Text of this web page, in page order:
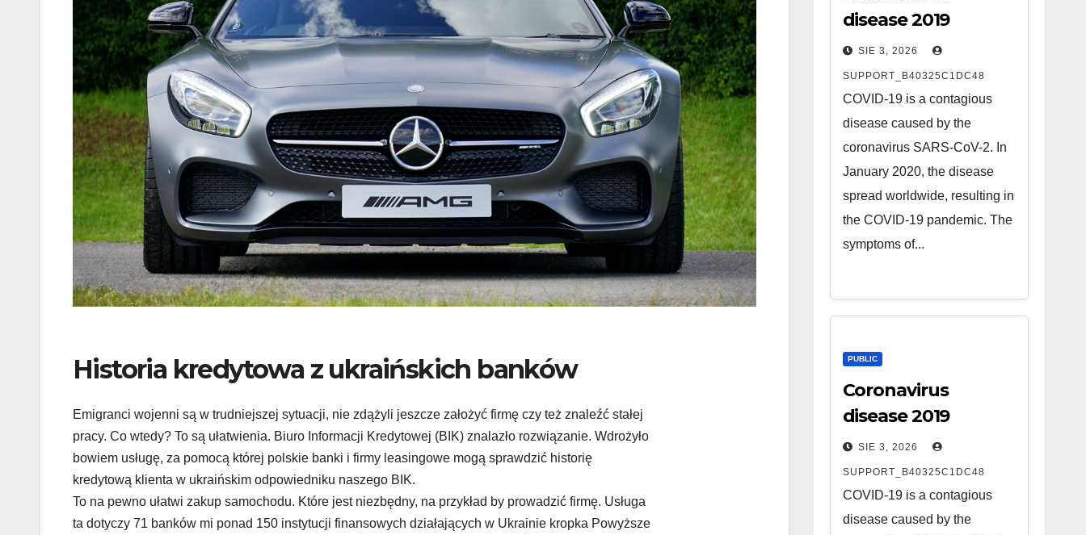
Historia kredytowa z ukraińskich banków
Emigranci wojenni są w trudniejszej sytuacji, nie zdążyli jeszcze założyć firmę czy też znaleźć stałej
pracy. Co wtedy? To są ułatwienia. Biuro Informacji Kredytowej (BIK) znalazło rozwiązanie. Wdrożyło
bowiem usługę, za pomocą której polskie banki i firmy leasingowe mogą sprawdzić historię
kredytową klienta w ukraińskim odpowiedniku naszego BIK.
To na pewno ułatwi zakup samochodu. Które jest niezbędny, na przykład by prowadzić firmę. Usługa
ta dotyczy 71 banków mi ponad 150 instytucji finansowych działających w Ukrainie kropka Powyższe
disease 2019
SIE 3, 2026
SUPPORT_B40325C1DC48
COVID-19 is a contagious
disease caused by the
coronavirus SARS-CoV-2. In
January 2020, the disease
spread worldwide, resulting in
the COVID-19 pandemic. The
symptoms of...
PUBLIC
Coronavirus
disease 2019
SIE 3, 2026
SUPPORT_B40325C1DC48
COVID-19 is a contagious
disease caused by the